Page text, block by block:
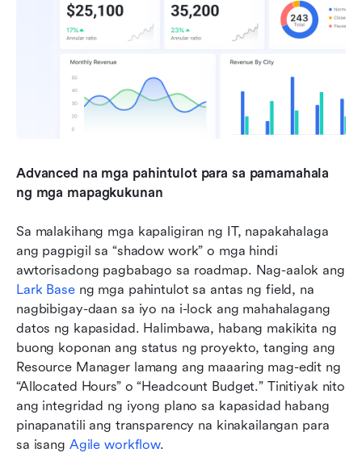
Advanced na mga pahintulot para sa pamamahala
ng mga mapagkukunan
Sa malakihang mga kapaligiran ng IT, napakahalaga
ang pagpigil sa “shadow work” o mga hindi
Lark Base ng mga pahintulot sa antas ng field, na
nagbibigay-daan sa iyo na i-lock ang mahahalagang
datos ng kapasidad. Halimbawa, habang makikita ng
buong koponan ang status ng proyekto, tanging ang
Resource Manager lamang ang maaaring mag-edit ng
“Allocated Hours” o “Headcount Budget.” Tinitiyak nito
ang integridad ng iyong plano sa kapasidad habang
pinapanatili ang transparency na kinakailangan para
sa isang Agile workflow.